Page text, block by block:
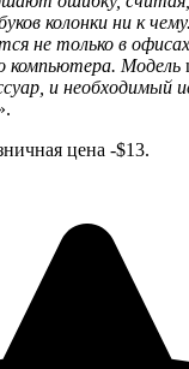
колонки ни к
не только в
компьютера. Модель
и необходимый
цена -$13.